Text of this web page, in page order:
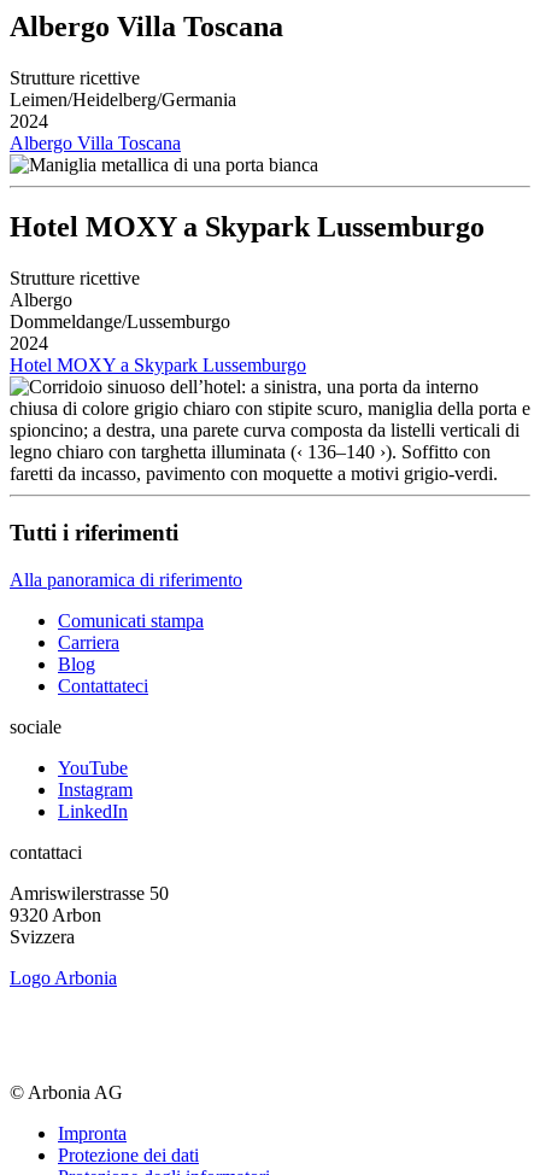
Albergo Villa Toscana
Strutture ricettive
Leimen/Heidelberg/Germania
2024
Albergo Villa Toscana
Hotel MOXY a Skypark Lussemburgo
Strutture ricettive
Albergo
Dommeldange/Lussemburgo
2024
Hotel MOXY a Skypark Lussemburgo
Tutti i riferimenti
Alla panoramica di riferimento
Comunicati stampa
Carriera
Blog
Contattateci
sociale
YouTube
Instagram
LinkedIn
contattaci
Amriswiler­strasse 50
9320 Arbon
Svizzera
Logo Arbonia
© Arbonia AG
Impronta
Protezione dei dati